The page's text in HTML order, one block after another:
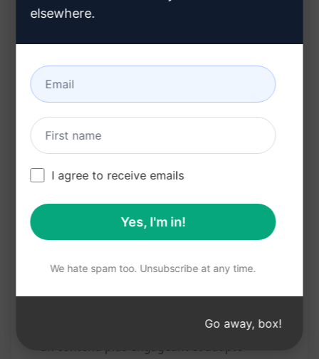
Optimise le format du carrousel pour une
meilleure rétention et engagement sur
Instagram
Avantages :
Économise du temps en simplifiant le
processus de création de contenu pour
Instagram
Augmente l'attrait visuel de vos publications,
attirant ainsi un plus grand nombre de
Aide à maintenir la cohérence linguistique et
visuelle de votre feed Instagram
Améliore l'interaction avec votre public grâce à
un contenu plus engageant et adapté
elsewhere.
I agree to receive emails
Yes, I'm in!
We hate spam too. Unsubscribe at any time.
Go away, box!